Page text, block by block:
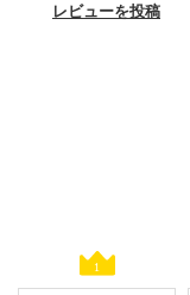
レビューを投稿